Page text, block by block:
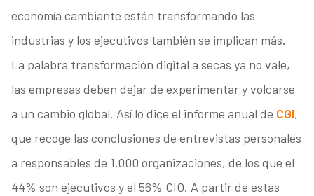
economía cambiante están transformando las
industrias y los ejecutivos también se implican más.
La palabra transformación digital a secas ya no vale,
las empresas deben dejar de experimentar y volcarse
a un cambio global. Así lo dice el informe anual de CGI,
que recoge las conclusiones de entrevistas personales
a responsables de 1.000 organizaciones, de los que el
44% son ejecutivos y el 56% CIO. A partir de estas